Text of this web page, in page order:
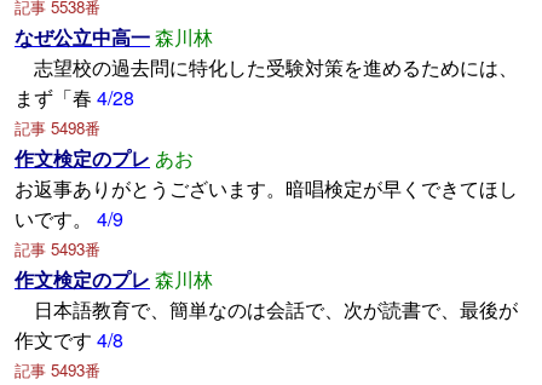
記事 5538番
なぜ公立中高一森川林
志望校の過去問に特化した受験対策を進めるためには、
まず「春 4/28
記事 5498番
作文検定のプレ あお
お返事ありがとうございます。暗唱検定が早くできてほし
いです。
4/9
記事 5493番
作文検定のプレ 森川林
日本語教育で、簡単なのは会話で、次が読書で、最後が
作文です 4/8
記事 5493番